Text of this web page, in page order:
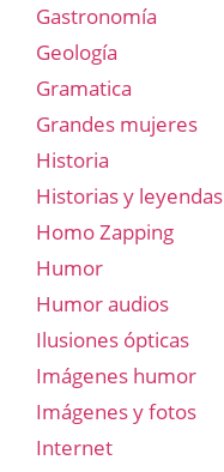
Gastronomía
Geología
Gramatica
Grandes mujeres
Historia
Historias y leyendas
Homo Zapping
Humor
Humor audios
Ilusiones ópticas
Imágenes humor
Imágenes y fotos
Internet